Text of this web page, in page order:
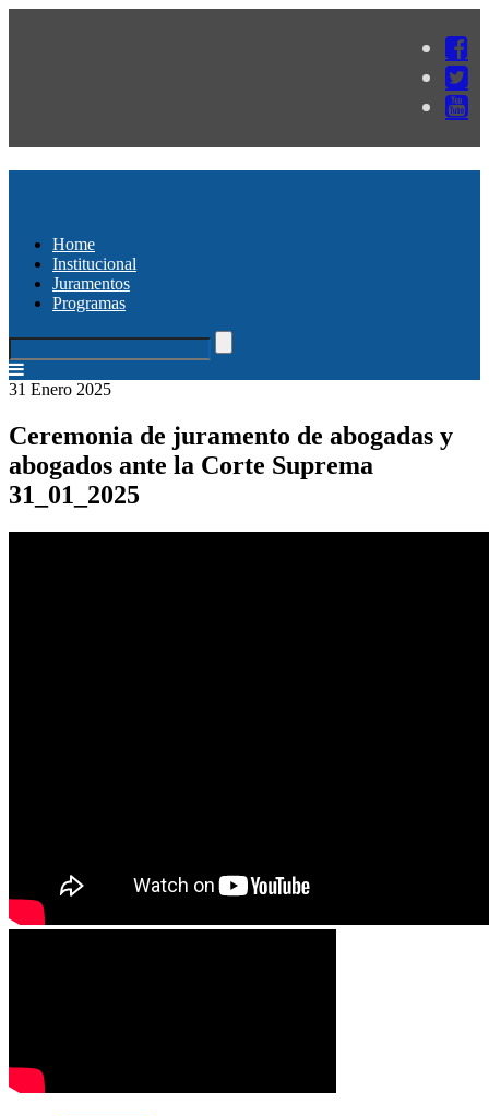
Home
Institucional
Juramentos
Programas
31 Enero 2025
Ceremonia de juramento de abogadas y
abogados ante la Corte Suprema
31_01_2025